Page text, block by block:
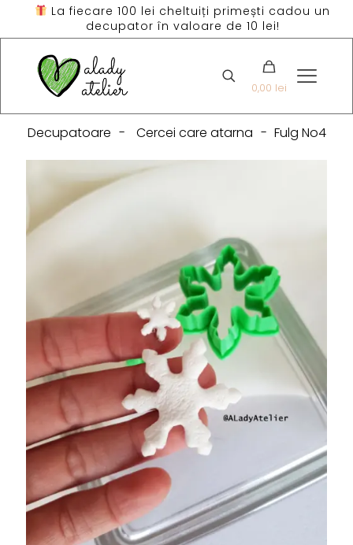
La fiecare 100 lei cheltuiți primești cadou un
decupator în valoare de 10 lei!
0,00 lei
Decupatoare - Cercei care atarna - Fulg No4